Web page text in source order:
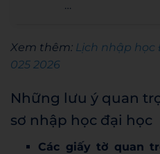
…
Xem thêm: Lịch nhập học
025 2026
Những lưu ý quan
sơ nhập học đại học
Các giấy tờ quan